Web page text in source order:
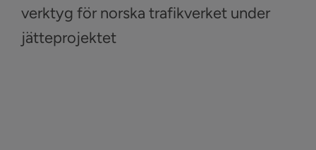
verktyg för norska trafikverket under
jätteprojektet